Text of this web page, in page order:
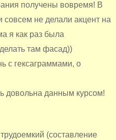
получены вовремя! В
не делали акцент на
я как раз была
там фасад))
с гексаграммами, о
довольна данным курсом!
(составление